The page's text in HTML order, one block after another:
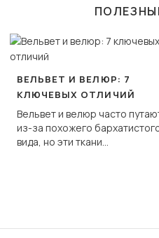
ВЕЛЬВЕТ И ВЕЛЮР: 7
КЛЮЧЕВЫХ ОТЛИЧИЙ
Вельвет и велюр часто
из-за похожего
вида, но эти ткани